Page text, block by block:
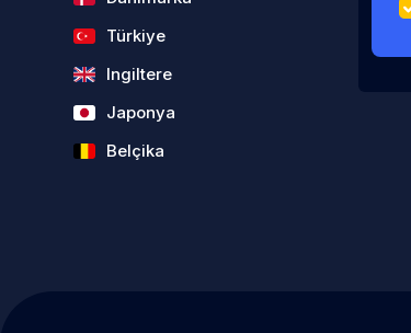
Türkiye
Ingiltere
Japonya
Belçika